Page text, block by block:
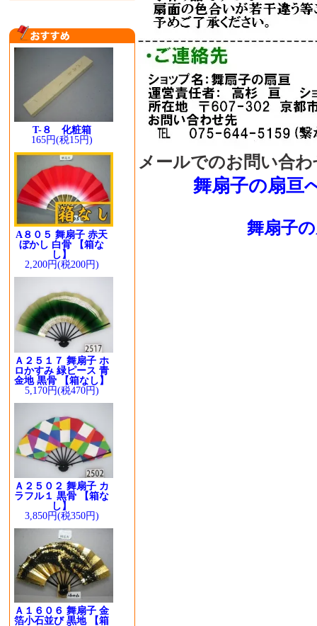
T-８ 化粧箱
165円(税15円)
A８０５ 舞扇子 赤天
ぼかし 白骨 【箱な
し】
2,200円(税200円)
Ａ２５１７ 舞扇子 ホ
ロかすみ 緑ピース 青
金地 黒骨 【箱なし】
5,170円(税470円)
Ａ２５０２ 舞扇子 カ
ラフル１ 黒骨 【箱な
し】
3,850円(税350円)
Ａ１６０６ 舞扇子 金
箔小石並び 黒地 【箱
メールでのお問い合
舞扇子の扇亘
舞扇子